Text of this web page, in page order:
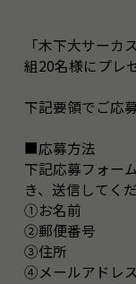
「木下大サー
組20名様にプレ
下記要領でご応
■応募方法
下記応募フォー
き、送信してく
①お名前
②郵便番号
③住所
④メールアドレス